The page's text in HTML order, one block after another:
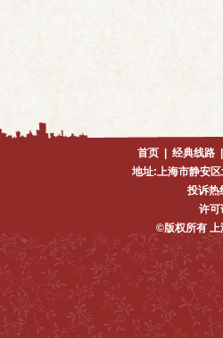
首页 经典线路
地址:上海市静安
投诉热
许
©版权所有 上